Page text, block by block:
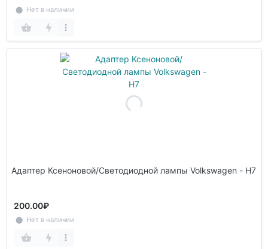
⬤ Нет в наличии
Адаптер Ксеноновой/Светодиодной лампы Volkswagen - H7
200.00₽
⬤ Нет в наличии